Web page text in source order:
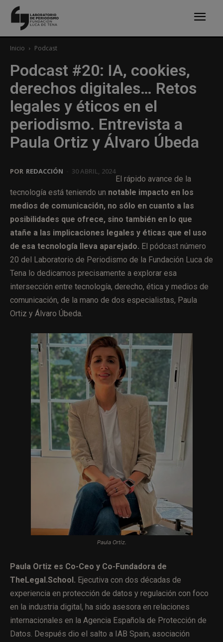
Inicio Podcast
Podcast #20: IA, cookies,
derechos digitales… Retos
legales y éticos en el
periodismo. Entrevista a
Paula Ortiz y Álvaro Úbeda
POR REDACCIÓN 30 ABRIL, 2024
El rápido avance de la
tecnología está teniendo un notable impacto en los
medios de comunicación, no sólo en cuanto a las
posibilidades que ofrece, sino también en lo que
atañe a las implicaciones legales y éticas que el uso
de esa tecnología lleva aparejado. El pódcast número
20 del Laboratorio de Periodismo de la Fundación Luca de
Tena lo dedicamos precisamente a explorar esa
intersección entre tecnología, derecho, ética y medios de
comunicación, de la mano de dos especialistas, Paula
Ortiz y Álvaro Úbeda.
Paula Ortiz.
Paula Ortiz es Co-Ceo y Co-Fundadora de
TheLegal.School. Ejecutiva con dos décadas de
experiencia en protección de datos y regulación con foco
en la industria digital, ha sido asesora en relaciones
internacionales en la Agencia Española de Protección de
Datos. Después dio el salto a IAB Spain, asociación